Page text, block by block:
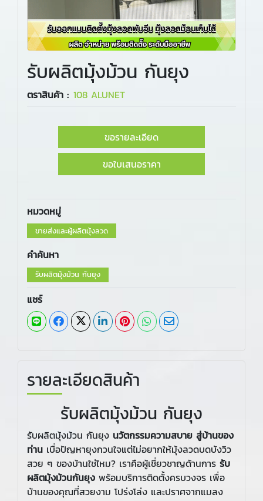
รับผลิตมุ้งม้วน กันยุง
ตราสินค้า : 108 ALUNET
ขอรายละเอียด
ขอใบเสนอราคา
หมวดหมู่
ขายส่งและผู้ผลิตมุ้งลวด
คำค้นหา
รับผลิตมุ้งม้วน กันยุง
แชร์
รายละเอียดสินค้า
รับผลิตมุ้งม้วน กันยุง
รับผลิตมุ้งม้วน กันยุง นวัตกรรมความสบาย สู่บ้านของ
ท่าน เบื่อปัญหายุงกวนใจแต่ไม่อยากให้มุ้งลวดบดบังวิว
สวย ๆ ของบ้านใช่ไหม? เราคือผู้เชี่ยวชาญด้านการ รับ
ผลิตมุ้งม้วนกันยุง พร้อมบริการติดตั้งครบวงจร เพื่อ
บ้านของคุณที่สวยงาม โปร่งโล่ง และปราศจากแมลง